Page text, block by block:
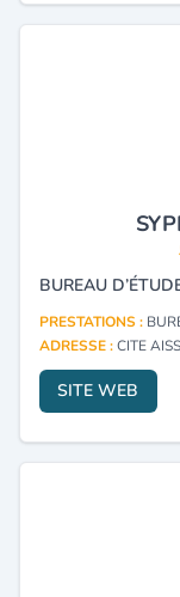
PRESTATIONS :
ADRESSE :CITE
SITE WEB